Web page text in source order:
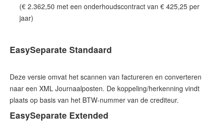
(€ 2.362,50 met een onderhoudscontract van € 425,25 per
jaar)
EasySeparate Standaard
Deze versie omvat het scannen van factureren en converteren
naar een XML Journaalposten. De koppeling/herkenning vindt
EasySeparate Extended